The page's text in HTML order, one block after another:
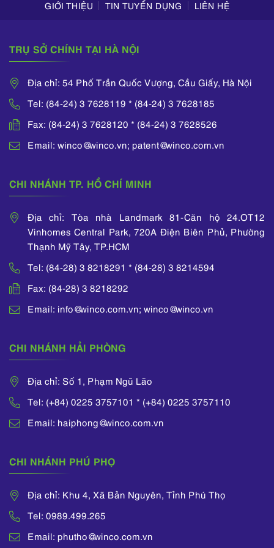
GIỚI THIỆU
TIN TUYỂN DỤNG LIÊN HỆ
TRỤ SỞ CHÍNH TẠI HÀ NỘI
Địa chỉ: 54 Phố Trần Quốc Vượng, Cầu Giấy, Hà Nội
Tel: (84-24) 3 7628119 * (84-24) 3 7628185
Fax: (84-24) 3 7628120 * (84-24) 3 7628526
Email: winco@winco.vn; patent@winco.com.vn
CHI NHÁNH TP. HỒ CHÍ MINH
Địa chỉ: Tòa nhà Landmark 81-Căn hộ 24.OT12
Vinhomes Central Park, 720A Điện Biên Phủ, Phường
Thạnh Mỹ Tây, TP.HCM
Tel: (84-28) 3 8218291 * (84-28) 3 8214594
Fax: (84-28) 3 8218292
Email: info@winco.com.vn; winco@winco.vn
CHI NHÁNH HẢI PHÒNG
Địa chỉ: Số 1, Phạm Ngũ Lão
Tel: (+84) 0225 3757101 * (+84) 0225 3757110
Email: haiphong@winco.com.vn
CHI NHÁNH PHÚ PHỌ
Địa chỉ: Khu 4, Xã Bản Nguyên, Tỉnh Phú Thọ
Tel: 0989.499.265
Email: phutho@winco.com.vn